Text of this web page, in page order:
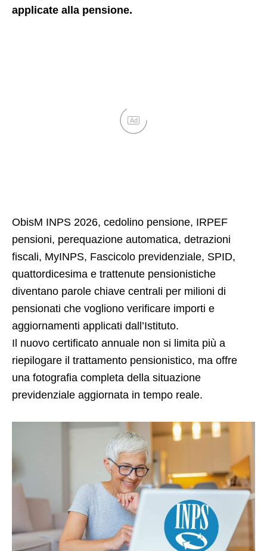
applicate alla pensione.
Ad
ObisM INPS 2026, cedolino pensione, IRPEF
pensioni, perequazione automatica, detrazioni
fiscali, MyINPS, Fascicolo previdenziale, SPID,
quattordicesima e trattenute pensionistiche
diventano parole chiave centrali per milioni di
pensionati che vogliono verificare importi e
aggiornamenti applicati dall’Istituto.
Il nuovo certificato annuale non si limita più a
riepilogare il trattamento pensionistico, ma offre
una fotografia completa della situazione
previdenziale aggiornata in tempo reale.